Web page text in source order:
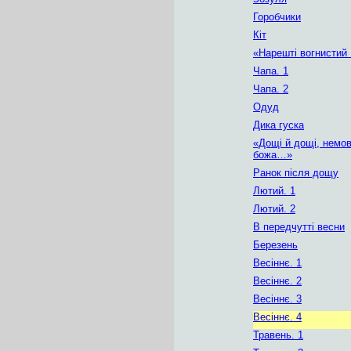
Горобчики
Кіт
«Нарешті
Чапа. 1
Чапа. 2
Одуд
Дика гуска
«Дощі й дощі,
божа…»
Ранок після дощу
Лютий. 1
Лютий. 2
В передчутті весни
Березень
Весіннє. 1
Весіннє. 2
Весіннє. 3
Весіннє. 4
Травень. 1